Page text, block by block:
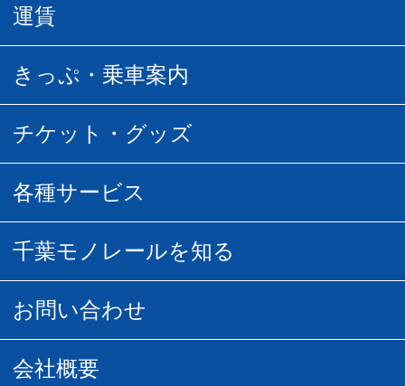
駅情報
所要時間
空の散歩道
URBAN FLYER時刻表
運賃
普通運賃
団体乗車
貸切列車
きっぷ・乗車案内
乗車券の種類
フリーきっぷ
記念切符
割引制度
チケット・グッズ
駅窓口販売チケット
葭川となみグッズ
初音ミクグッズ
各種サービス
モノちゃんトラベル
広告募集
千葉モノレールを知る
営業距離世界最長
お問い合わせ
お客様の声
会社概要